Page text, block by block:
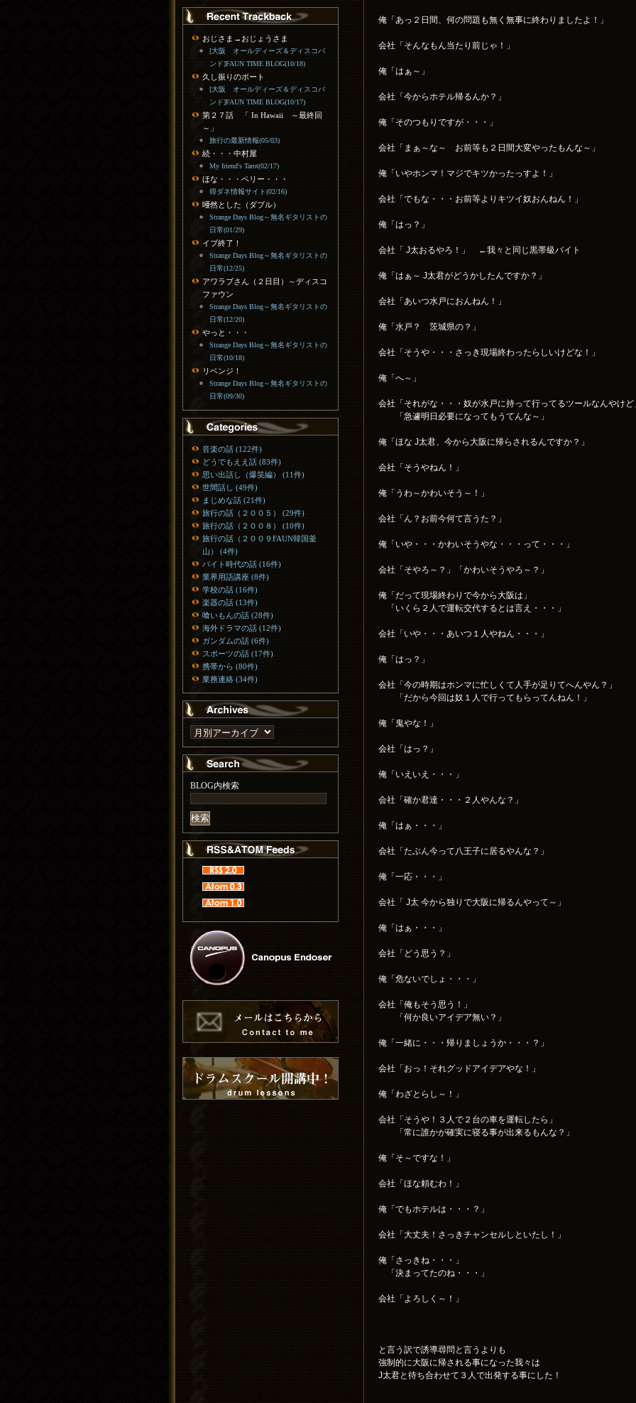
俺「あっ２日間、何の問題も無く無事に終わりましたよ！」
会社「そんなもん当たり前じゃ！」
俺「はぁ～」
会社「今からホテル帰るんか？」
俺「そのつもりですが・・・」
会社「まぁ～な～ お前等も２日間大変やったもんな～」
俺「いやホンマ！マジでキツかったっすよ！」
会社「でもな・・・お前等よりキツイ奴おんねん！」
俺「はっ？」
会社「 J太おるやろ！」 ←我々と同じ黒帯級バイト
俺「はぁ～ J太君がどうかしたんですか？」
会社「あいつ水戸におんねん！」
俺「水戸？ 茨城県の？」
会社「そうや・・・さっき現場終わったらしいけどな！」
俺「へ～」
会社「それがな・・・奴が水戸に持って行ってるツールなんやけど
「急遽明日必要になってもうてんな～」
俺「ほな J太君、今から大阪に帰らされるんですか？」
会社「そうやねん！」
俺「うわ～かわいそう～！」
会社「ん？お前今何て言うた？」
俺「いや・・・かわいそうやな・・・って・・・」
会社「そやろ～？」「かわいそうやろ～？」
俺「だって現場終わりで今から大阪は」
「いくら２人で運転交代するとは言え・・・」
会社「いや・・・あいつ１人やねん・・・」
俺「はっ？」
会社「今の時期はホンマに忙しくて人手が足りてへんやん？」
「だから今回は奴１人で行ってもらってんねん！」
俺「鬼やな！」
会社「はっ？」
俺「いえいえ・・・」
会社「確か君達・・・２人やんな？」
俺「はぁ・・・」
会社「たぶん今って八王子に居るやんな？」
俺「一応・・・」
会社「 J太 今から独りで大阪に帰るんやって～」
俺「はぁ・・・」
会社「どう思う？」
俺「危ないでしょ・・・」
会社「俺もそう思う！」
「何か良いアイデア無い？」
俺「一緒に・・・帰りましょうか・・・？」
会社「おっ！それグッドアイデアやな！」
俺「わざとらし～！」
会社「そうや！３人で２台の車を運転したら」
「常に誰かが確実に寝る事が出来るもんな？」
俺「そ～ですな！」
会社「ほな頼むわ！」
俺「でもホテルは・・・？」
会社「大丈夫！さっきチャンセルしといたし！」
俺「さっきね・・・」
「決まってたのね・・・」
会社「よろしく～！」
と言う訳で誘導尋問と言うよりも
強制的に大阪に帰される事になった我々は
J太君と待ち合わせて３人で出発する事にした！
おじさま→おじょうさま
[大阪 オールディーズ＆ディスコバ
ンド]FAUN TIME BLOG(10/18)
久し振りのボート
[大阪 オールディーズ＆ディスコバ
ンド]FAUN TIME BLOG(10/17)
第２７話 「 In Hawaii ～最終回
～」
旅行の最新情報(05/03)
続・・・中村屋
My friend's Tarot(02/17)
ほな・・・ペリー・・・
得ダネ情報サイト(02/16)
唖然とした（ダブル）
Strange Days Blog～無名ギタリストの
日常(01/29)
イブ終了！
Strange Days Blog～無名ギタリストの
日常(12/25)
アワラブさん（２日目）～ディスコ
ファウン
Strange Days Blog～無名ギタリストの
日常(12/20)
やっと・・・
Strange Days Blog～無名ギタリストの
日常(10/18)
リベンジ！
Strange Days Blog～無名ギタリストの
日常(09/30)
音楽の話 (122件)
どうでもええ話 (83件)
思い出話し（爆笑編） (11件)
世間話し (49件)
まじめな話 (21件)
旅行の話（２００５） (29件)
旅行の話（２００８） (10件)
旅行の話（２００９FAUN韓国釜
山） (4件)
バイト時代の話 (16件)
業界用語講座 (8件)
学校の話 (16件)
楽器の話 (13件)
喰いもんの話 (28件)
海外ドラマの話 (12件)
ガンダムの話 (6件)
スポーツの話 (17件)
携帯から (80件)
業務連絡 (34件)
BLOG内検索